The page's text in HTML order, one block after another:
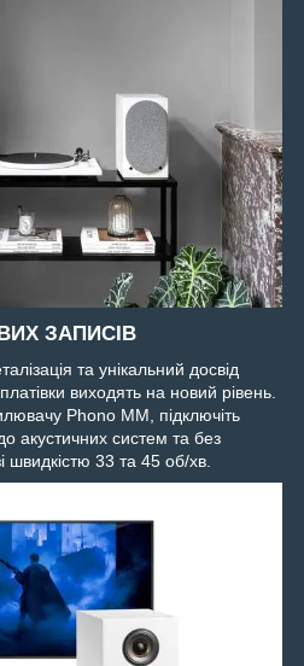
ЗАПИСІВ
та унікальний досвід
виходять на новий рівень.
Phono MM, підключіть
акустичних систем та без
швидкістю 33 та 45 об/хв.